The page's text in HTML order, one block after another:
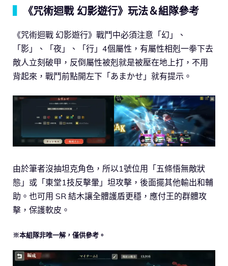
《咒術迴戰 幻影遊行》玩法＆組隊參考
《咒術迴戰 幻影遊行》戰鬥中必須注意「幻」、
「影」、「夜」、「行」4個屬性，有屬性相剋一拳下去
敵人立刻破甲，反倒屬性被剋就是被壓在地上打，不用
背起來，戰鬥前點開左下「あまかせ」就有提示。
由於筆者沒抽坦克角色，所以1號位用「五條悟無敵狀
態」或「東堂1技反擊暈」坦攻擊，後面擺其他輸出和輔
助。也可用 SR 結木讓全體護盾更穩，應付王的群體攻
擊，保護軟皮。
※本組隊非唯一解，僅供參考。